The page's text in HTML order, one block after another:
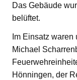
Das Gebäude
belüftet.
Im Einsatz
Michael
Hönningen, der